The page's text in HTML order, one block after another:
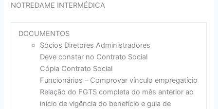
NOTREDAME INTERMÉDICA
DOCUMENTOS
Sócios Diretores Administradores
Deve constar no Contrato Social
Cópia Contrato Social
Funcionários – Comprovar vínculo empregatício
Relação do FGTS completa do mês anterior ao
início de vigência do benefício e guia de